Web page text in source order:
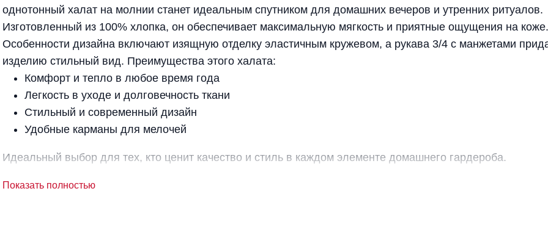
однотонный халат на молнии станет идеальным спутником для домашних вечеров и утренних ритуалов.
Изготовленный из 100% хлопка, он обеспечивает максимальную мягкость и приятные ощущения на коже.
Особенности дизайна включают изящную отделку эластичным кружевом, а рукава 3/4 с манжетами
изделию стильный вид. Преимущества этого халата:
Комфорт и тепло в любое время года
Легкость в уходе и долговечность ткани
Стильный и современный дизайн
Удобные карманы для мелочей
Идеальный выбор для тех, кто ценит качество и стиль в каждом элементе домашнего гардероба.
Показать полностью